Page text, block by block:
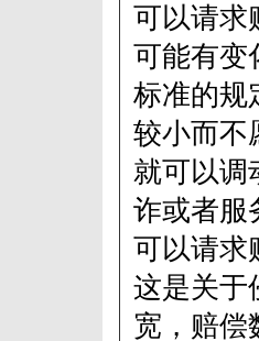
可以请求
可能有变
标准的规
较小而不
就可以调
诈或者服
可以请求
这是关于
宽，赔偿